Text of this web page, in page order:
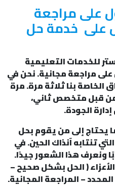
على مراجعة
على خدمة حل
للخدمات التعليمية
مراجعة مجانية. نحن في
الخاصة بنا ثلاثة مرة. مرة
قبل متخصص ثاني،
الجودة.
يحتاج إلى من يقوم بحل
تنتابه آنذاك الحين. في
ونعرف هذا الشعور جيدًا.
( الحل بشكل صحيح –
– المراجعة المجانية.